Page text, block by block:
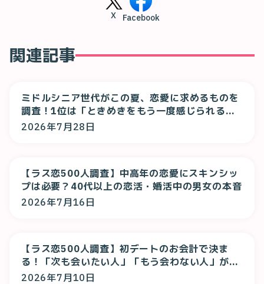
X Facebook
関連記事
ミドルシニア世代がこの夏、恋愛に求めるものを
調査！1位は「ときめきをもう一度感じられる
恋」！
2026年7月28日
【ラス恋500人調査】中高年の恋愛にスキンシッ
プは必要？40代以上の恋活・婚活中の男女の本音
2026年7月16日
【ラス恋500人調査】初デートのお会計で決ま
る！「次も会いたい人」「もう会わない人」が判
明
2026年7月10日